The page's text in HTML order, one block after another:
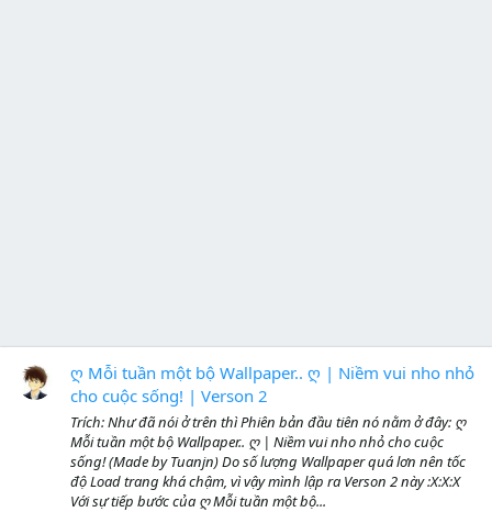
ღ Mỗi tuần một bộ Wallpaper.. ღ | Niềm vui nho nhỏ
cho cuộc sống! | Verson 2
Trích: Như đã nói ở trên thì Phiên bản đầu tiên nó nằm ở đây: ღ
Mỗi tuần một bộ Wallpaper.. ღ | Niềm vui nho nhỏ cho cuộc
sống! (Made by Tuanjn) Do số lượng Wallpaper quá lơn nên tốc
độ Load trang khá chậm, vì vậy mình lập ra Verson 2 này :X:X:X
Với sự tiếp bước của ღ Mỗi tuần một bộ...